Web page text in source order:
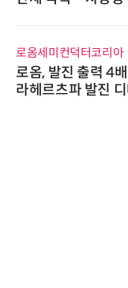
로옴세미컨덕터코리아
로옴, 발진 출력 4
라헤르츠파 발진